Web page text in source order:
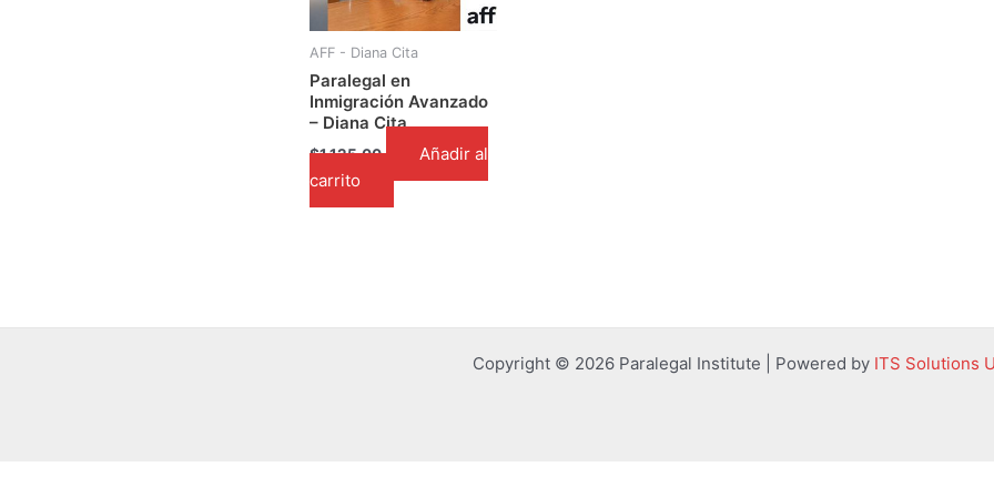
AFF - Diana Cita
Paralegal en
Inmigración Avanzado
– Diana Cita
$1,125.00
Añadir al
carrito
Copyright © 2026 Paralegal Institute | Powered by ITS Solutions